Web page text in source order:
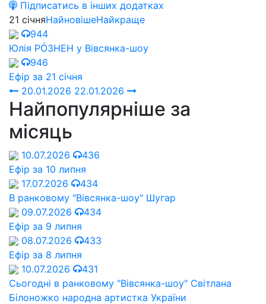
Підписатись в інших додатках
21 січняНайновішеНайкраще
944
Юлія РÓЗНЕН у Вівсянка-шоу
946
Ефір за 21 січня
20.01.2026 22.01.2026
Найпопулярніше за
місяць
10.07.2026
436
Ефір за 10 липня
17.07.2026
434
В ранковому "Вівсянка-шоу" Шугар
09.07.2026
434
Ефір за 9 липня
08.07.2026
433
Ефір за 8 липня
10.07.2026
431
Сьогодні в ранковому "Вівсянка-шоу" Cвітлана
Білоножко народна артистка України